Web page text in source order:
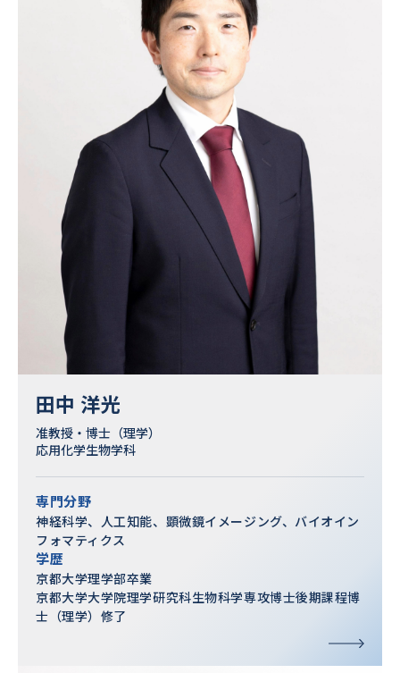
田中 洋光
准教授・博士（理学）
応用化学生物学科
専門分野
神経科学、人工知能、顕微鏡イメージング、バイオイン
フォマティクス
学歴
京都大学理学部卒業
京都大学大学院理学研究科生物科学専攻博士後期課程博
士（理学）修了